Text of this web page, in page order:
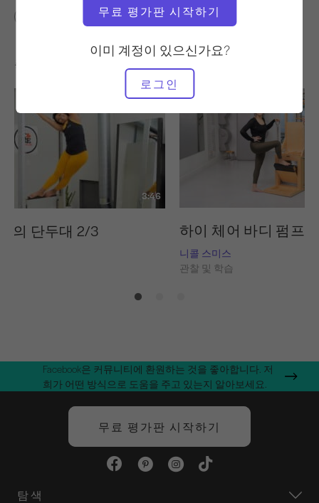
무료 평가판 시작하기
이미 계정이 있으신가요?
로그인
50 - 60분 개혁자
좋아할 만한 다른 운동
3:46
의 단두대 2/3 하이 체어 바디 펌프
니콜 스미스
관찰 및 학습
Facebook은 커뮤니티에 환원하는 것을 좋아합니다. 저
희가 어떤 방식으로 도움을 주고 있는지 알아보세요.
무료 평가판 시작하기
탐색